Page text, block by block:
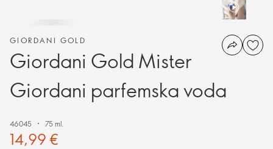
GIORDANI GOLD
Giordani Gold Mister
Giordani parfemska voda
46045 75 ml.
14,99 €